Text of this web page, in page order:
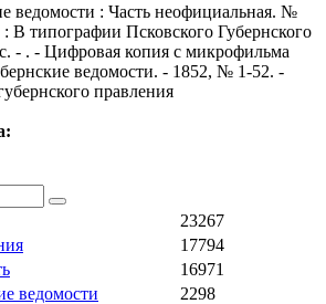
ведомости : Часть неофициальная. №
В типографии Псковского Губернского
- . - Цифровая копия с микрофильма
ведомости. - 1852, № 1-52. -
правления
23267
17794
16971
ведомости
2298